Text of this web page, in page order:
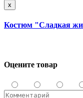
x
Костюм "Сладкая
Оцените товар